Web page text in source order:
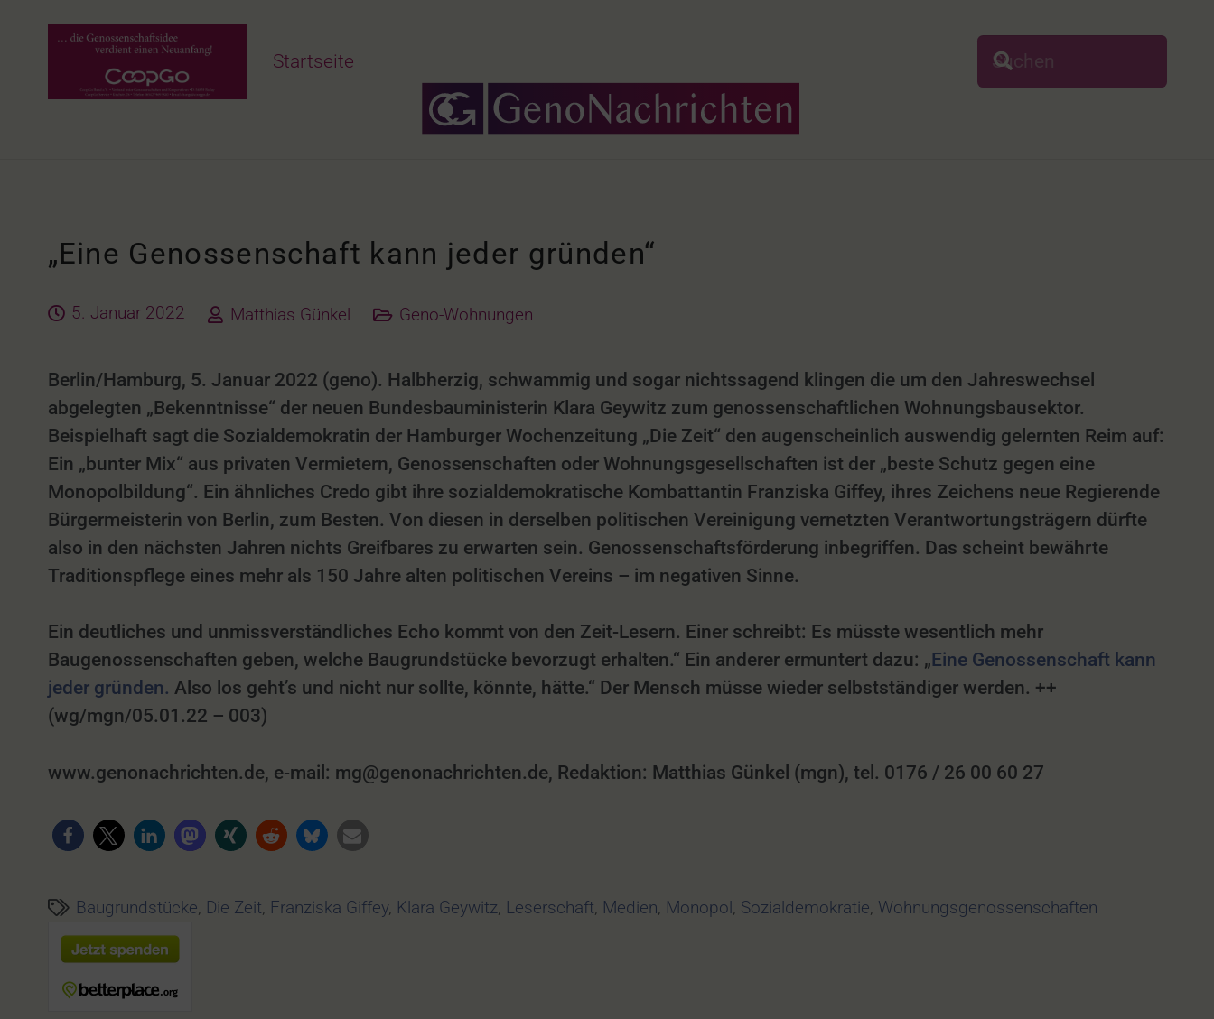
Startseite
„Eine Genossenschaft kann jeder gründen“
5. Januar 2022 Matthias Günkel Geno-Wohnungen
Berlin/Hamburg, 5. Januar 2022 (geno). Halbherzig, schwammig und sogar nichtssagend klingen die um den Jahreswechsel
abgelegten „Bekenntnisse“ der neuen Bundesbauministerin Klara Geywitz zum genossenschaftlichen Wohnungsbausektor.
Beispielhaft sagt die Sozialdemokratin der Hamburger Wochenzeitung „Die Zeit“ den augenscheinlich auswendig gelernten Reim auf:
Ein „bunter Mix“ aus privaten Vermietern, Genossenschaften oder Wohnungsgesellschaften ist der „beste Schutz gegen eine
Monopolbildung“. Ein ähnliches Credo gibt ihre sozialdemokratische Kombattantin Franziska Giffey, ihres Zeichens neue Regierende
Bürgermeisterin von Berlin, zum Besten. Von diesen in derselben politischen Vereinigung vernetzten Verantwortungsträgern dürfte
also in den nächsten Jahren nichts Greifbares zu erwarten sein. Genossenschaftsförderung inbegriffen. Das scheint bewährte
Traditionspflege eines mehr als 150 Jahre alten politischen Vereins – im negativen Sinne.
Ein deutliches und unmissverständliches Echo kommt von den Zeit-Lesern. Einer schreibt: Es müsste wesentlich mehr
Baugenossenschaften geben, welche Baugrundstücke bevorzugt erhalten.“ Ein anderer ermuntert dazu: „Eine Genossenschaft kann
jeder gründen. Also los geht’s und nicht nur sollte, könnte, hätte.“ Der Mensch müsse wieder selbstständiger werden. ++
(wg/mgn/05.01.22 – 003)
www.genonachrichten.de, e-mail: mg@genonachrichten.de, Redaktion: Matthias Günkel (mgn), tel. 0176 / 26 00 60 27
Baugrundstücke, Die Zeit, Franziska Giffey, Klara Geywitz, Leserschaft, Medien, Monopol, Sozialdemokratie, Wohnungsgenossenschaften